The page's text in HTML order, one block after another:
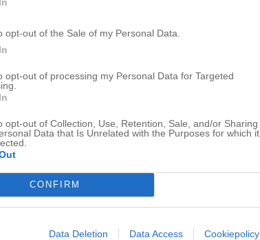
opt-out of the Sale of my Personal Data.
opt-out of processing my Personal Data for Targeted
opt-out of Collection, Use, Retention, Sale, and/or Sharing
Data that Is Unrelated with the Purposes for which it
CONFIRM
Data Deletion Data Access Cookiepolicy